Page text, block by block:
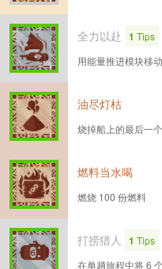
全力以赴 1 Tips
用能量推进模块移
油尽灯枯
烧掉船上的最后一
燃料当水喝
燃烧 100 份燃料
打捞猎人 1 Tips
在单趟旅程中将 6